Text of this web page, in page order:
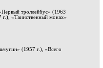
троллейбус» (1963
г.), «Таинственный монах»
(1957 г.), «Всего